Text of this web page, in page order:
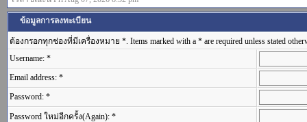
ข้อมูลการลงทะเบียน
ต้องกรอกทุกช่องที่มีเครื่องหมาย *. Items marked with a * are required unless stated
Username: *
Email address: *
Password: *
Password ใหม่อีกครั้ง(Again): *